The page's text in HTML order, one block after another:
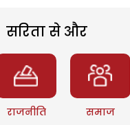
सरिता से और
राजनीति समाज